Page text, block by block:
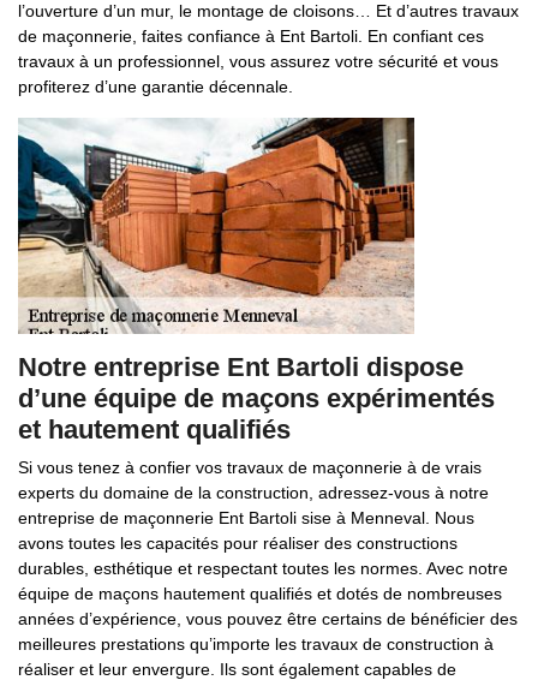
l’ouverture d’un mur, le montage de cloisons… Et d’autres travaux
de maçonnerie, faites confiance à Ent Bartoli. En confiant ces
travaux à un professionnel, vous assurez votre sécurité et vous
profiterez d’une garantie décennale.
Notre entreprise Ent Bartoli dispose
d’une équipe de maçons expérimentés
et hautement qualifiés
Si vous tenez à confier vos travaux de maçonnerie à de vrais
experts du domaine de la construction, adressez-vous à notre
entreprise de maçonnerie Ent Bartoli sise à Menneval. Nous
avons toutes les capacités pour réaliser des constructions
durables, esthétique et respectant toutes les normes. Avec notre
équipe de maçons hautement qualifiés et dotés de nombreuses
années d’expérience, vous pouvez être certains de bénéficier des
meilleures prestations qu’importe les travaux de construction à
réaliser et leur envergure. Ils sont également capables de